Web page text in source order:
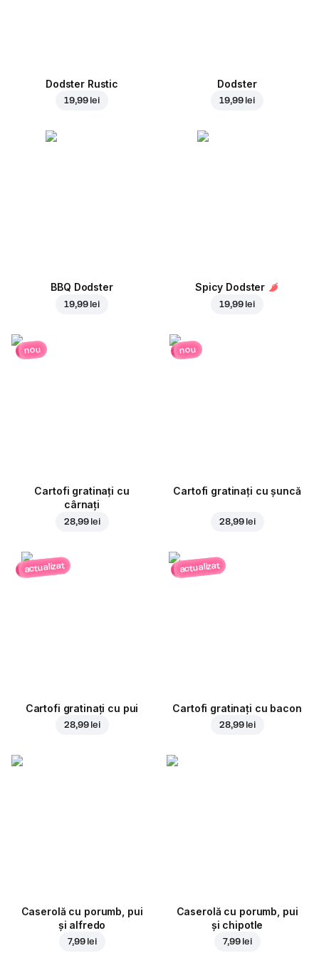
Dodster Rustic
19,99 lei
Dodster
19,99 lei
BBQ Dodster
19,99 lei
Spicy Dodster
19,99 lei
nou
Cartofi gratinați cu
cârnați
28,99 lei
nou
Cartofi gratinați cu șuncă
28,99 lei
actualizat
Cartofi gratinați cu pui
28,99 lei
actualizat
Cartofi gratinați cu bacon
28,99 lei
Caserolă cu porumb, pui
și alfredo
7,99 lei
Caserolă cu porumb, pui
și chipotle
7,99 lei